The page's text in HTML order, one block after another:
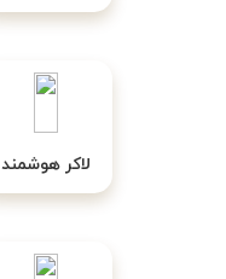
لاکر هوشمند